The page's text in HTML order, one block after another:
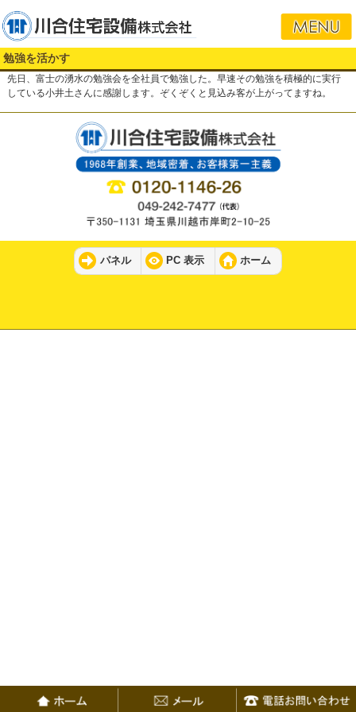
勉強を活かす
先日、富士の湧水の勉強会を全社員で勉強した。早速その勉強を積極的に実行
している小井土さんに感謝します。ぞくぞくと見込み客が上がってますね。
パネル PC 表示 ホーム